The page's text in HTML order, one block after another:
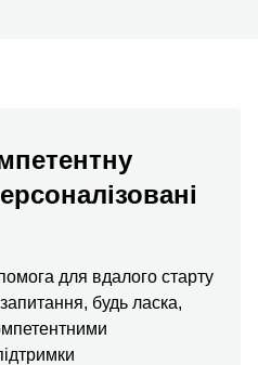
для вдалого старту
будь ласка,